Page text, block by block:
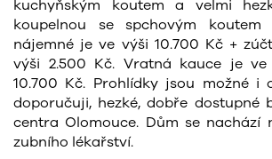
kuchyňským koutem a velmi
koupelnou se spchovým
nájemné je ve výši 10.700 Kč +
výši 2.500 Kč. Vratná kauce je ve
10.700 Kč. Prohlídky jsou možné i
doporučuji, hezké, dobře dostupné
centra Olomouce. Dům se nachází
zubního lékařství.